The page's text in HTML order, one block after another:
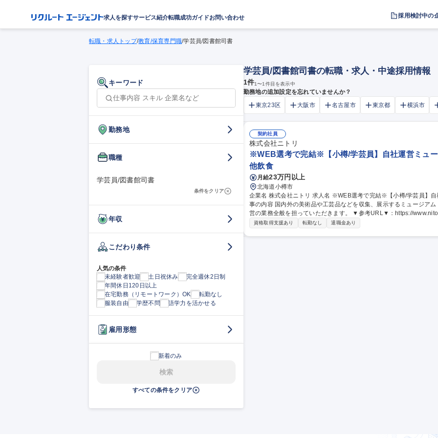
求人を探すサービス紹介転職成功ガイドお問い合わせ 採用検討中の
転職・求人トップ/教育/保育専門職/学芸員/図書館司書
キーワード
勤務地
職種
学芸員/図書館司書
条件をクリア
年収
こだわり条件
人気の条件
未経験者歓迎
土日祝休み
完全週休2日制
年間休日120日以上
在宅勤務（リモートワーク）OK
転勤なし
服装自由
学歴不問 語学力を活かせる
雇用形態
新着のみ
検索
すべての条件をクリア
学芸員/図書館司書の転職・求人・中途採用情報
1件1〜1 件目を表示中
勤務地の追加設定を忘れていませんか？
東京23区
大阪市 名古屋市 東京都 横浜市
契約社員
株式会社ニトリ
※WEB選考で完結※【小樽/学芸員】自社運営ミュ
他飲食
月給23万円以上
北海道小樽市
企業名 株式会社ニトリ 求人名 ※WEB選考で完結※【小樽/学芸員】自社運営ミュージアムの近世日本美術担当 仕
事の内容 国内外の美術品や工芸品などを収集、展示するミュージア
営の業務全般を担っていただきます。 ▼参考URL▼：https://www.nitorihd.co.jp/
■展覧会の企画･運営 ■コレクション管理 ■教育普及活動 ■広報･渉外
資格取得支援あり 転勤なし 退職金あり